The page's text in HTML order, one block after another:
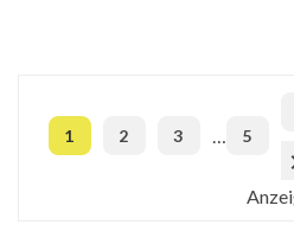
1 2 3 … 5